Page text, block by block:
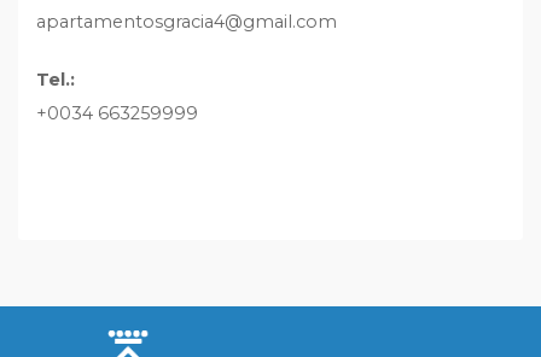
apartamentosgracia4@gmail.com
Tel.:
+0034 663259999